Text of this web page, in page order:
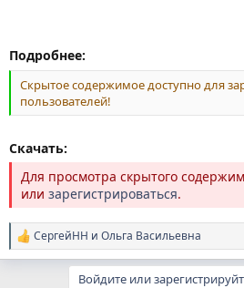
Подробнее:
Скрытое содержимое доступно для
пользователей!
Скачать:
Для просмотра скрытого
или зарегистрироваться.
Р
е
СергейНН и Ольга Васильевна
Войдите или